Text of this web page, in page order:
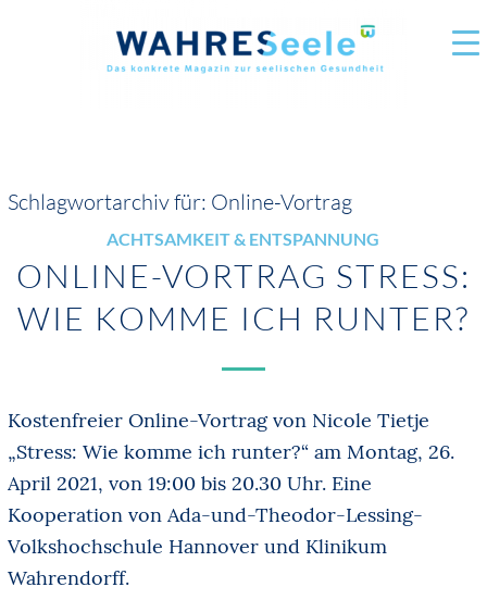
Schlagwortarchiv für: Online-Vortrag
ACHTSAMKEIT & ENTSPANNUNG
ONLINE-VORTRAG STRESS:
WIE KOMME ICH RUNTER?
Kostenfreier Online-Vortrag von Nicole Tietje
„Stress: Wie komme ich runter?“ am Montag, 26.
April 2021, von 19:00 bis 20.30 Uhr. Eine
Kooperation von Ada-und-Theodor-Lessing-
Volkshochschule Hannover und Klinikum
Wahrendorff.